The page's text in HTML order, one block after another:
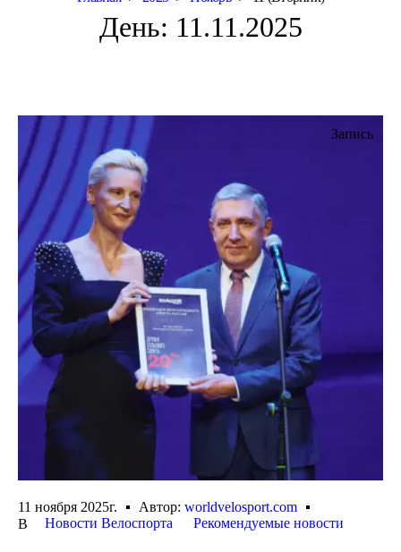
День: 11.11.2025
Запись
11 ноября 2025г. Автор: worldvelosport.com
В
Новости Велоспорта Рекомендуемые новости